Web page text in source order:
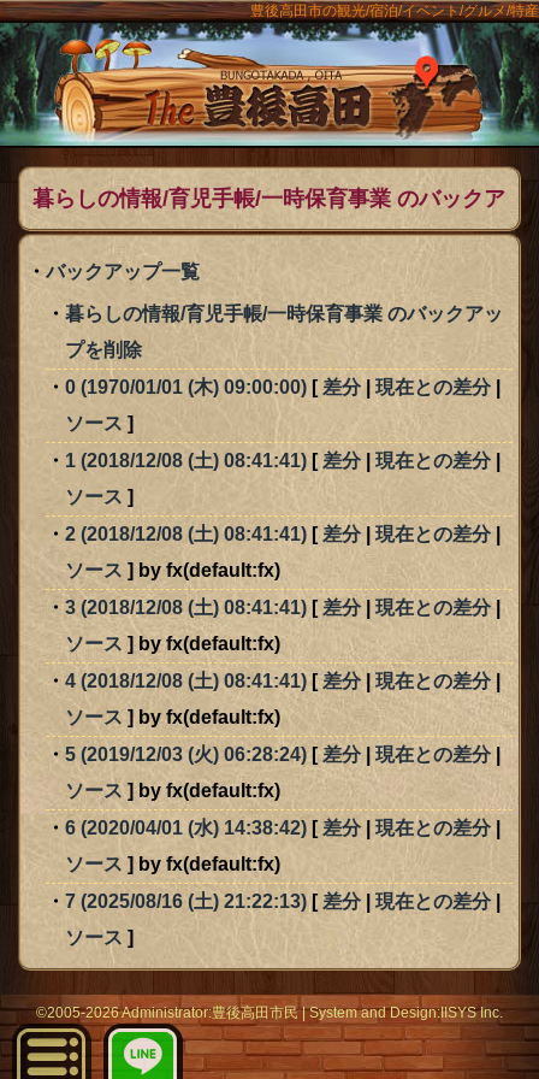
豊後高田市の観光/宿泊/イベント/グルメ/特産
The豊後
暮らしの情報/育児手帳/一時保育事業 のバックア
ップ一覧
バックアップ一覧
暮らしの情報/育児手帳/一時保育事業 のバックアッ
プを削除
0 (1970/01/01 (木) 09:00:00) [ 差分| 現在との差分|
ソース ]
1 (2018/12/08 (土) 08:41:41) [ 差分| 現在との差分
ソース ]
2 (2018/12/08 (土) 08:41:41) [ 差分| 現在との差分|
ソース ] by fx(default:fx)
3 (2018/12/08 (土) 08:41:41)[ 差分| 現在との差分|
ソース] by fx(default:fx)
4 (2018/12/08 (土) 08:41:41)[差分|現在との差分
ソース ] by fx(default:fx)
5 (2019/12/03 (火) 06:28:24)[差分|現在との差分|
ソース] by fx(default:fx)
6 (2020/04/01 (水) 14:38:42) [ 差分| 現在との差分|
ソース ] by fx(default:fx)
7 (2025/08/16 (土) 21:22:13)[ 差分| 現在との差分|
ソース ]
メニュー
©2005-2026 Administrator:豊後高田市民|Systemand Design:IISYS Inc.